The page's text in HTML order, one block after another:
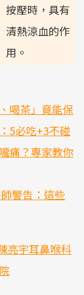
按壓時，具有
清熱涼血的作
用。
喝茶」竟能保
5必吃+3不碰
痛？專家教你
警告：這些
亮宇耳鼻喉科